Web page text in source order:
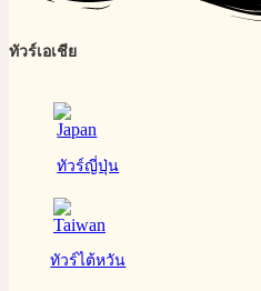
ทัวร์เอเชีย
ทัวร์ญี่ปุ่น
ทัวร์ไต้หวัน